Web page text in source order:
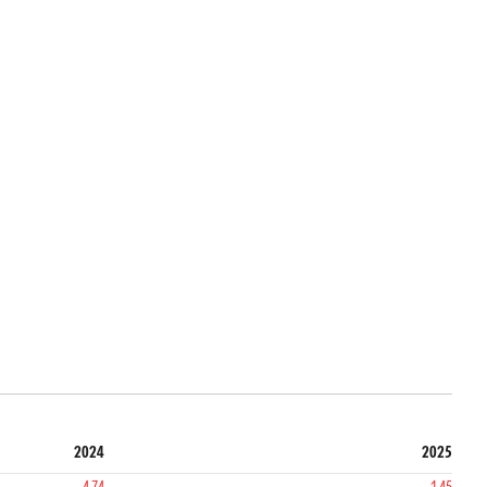
2024
2025